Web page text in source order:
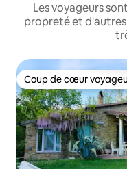
Les voyageurs
propreté et
Coup de cœur
Coup de cœur